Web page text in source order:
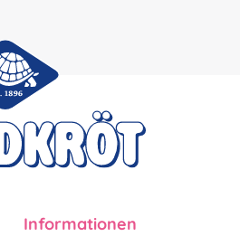
Informationen